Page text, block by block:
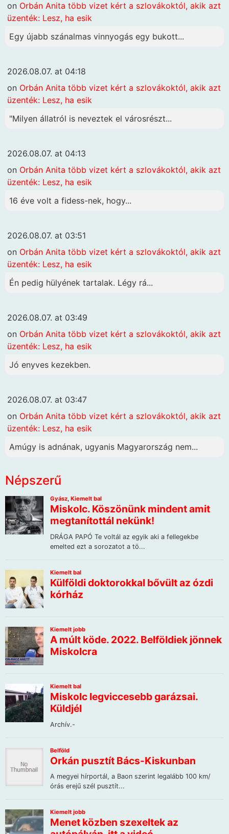
on Orbán Anita több vizet kért a szlovákoktól, akik azt
üzenték: Lesz, ha esik
Egy újabb szánalmas vinnyogás egy bukott...
2026.08.07. at 04:18
on Orbán Anita több vizet kért a szlovákoktól, akik azt
üzenték: Lesz, ha esik
"Milyen állatról is neveztek el városrészt...
2026.08.07. at 04:13
on Orbán Anita több vizet kért a szlovákoktól, akik azt
üzenték: Lesz, ha esik
16 éve volt a fidess-nek, hogy...
2026.08.07. at 03:51
on Orbán Anita több vizet kért a szlovákoktól, akik azt
üzenték: Lesz, ha esik
Én pedig hülyének tartalak. Légy rá...
2026.08.07. at 03:49
on Orbán Anita több vizet kért a szlovákoktól, akik azt
üzenték: Lesz, ha esik
Jó enyves kezekben.
2026.08.07. at 03:47
on Orbán Anita több vizet kért a szlovákoktól, akik azt
üzenték: Lesz, ha esik
Amúgy is adnának, ugyanis Magyarország nem...
Népszerű